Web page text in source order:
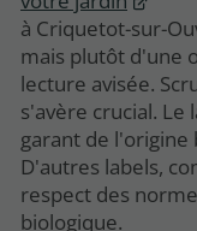
à Criquetot-sur-
mais plutôt d'une
lecture avisée.
s'avère crucial. Le
garant de l'origine
D'autres labels,
respect des
biologique.